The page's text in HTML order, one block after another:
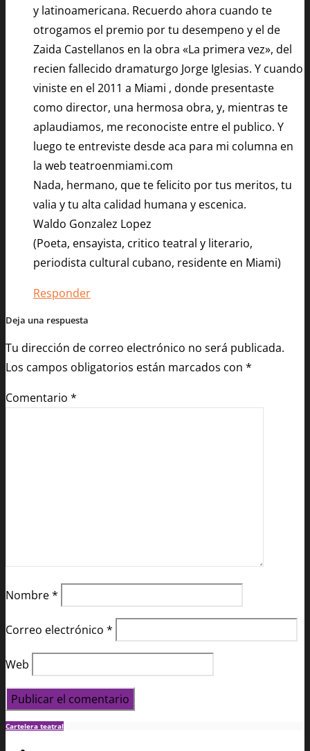
y latinoamericana. Recuerdo ahora cuando te
otrogamos el premio por tu desempeno y el de
Zaida Castellanos en la obra «La primera vez», del
recien fallecido dramaturgo Jorge Iglesias. Y cuando
viniste en el 2011 a Miami , donde presentaste
como director, una hermosa obra, y, mientras te
aplaudiamos, me reconociste entre el publico. Y
luego te entreviste desde aca para mi columna en
la web teatroenmiami.com
Nada, hermano, que te felicito por tus meritos, tu
valia y tu alta calidad humana y escenica.
Waldo Gonzalez Lopez
(Poeta, ensayista, critico teatral y literario,
periodista cultural cubano, residente en Miami)
Responder
Deja una respuesta
Tu dirección de correo electrónico no será publicada.
Los campos obligatorios están marcados con *
Comentario *
Nombre*
Correo electrónico *
Web
Cartelera teatral